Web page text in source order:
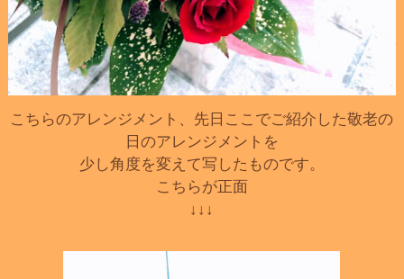
こちらのアレンジメント、先日ここでご紹介した敬老の
日のアレンジメントを
少し角度を変えて写したものです。
こちらが正面
↓↓↓